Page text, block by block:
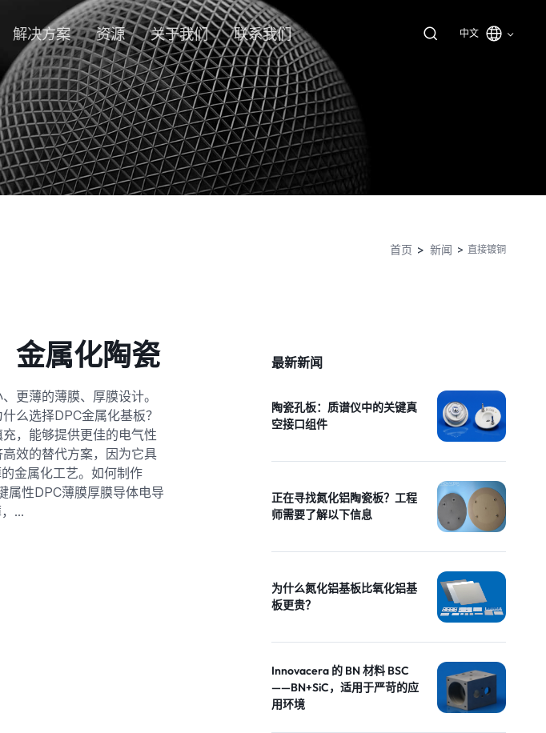
解决方案 资源 关于我们 联系我们 中文
首页 新闻 直接镀铜
金属化陶瓷
更薄的薄膜、厚膜设计。
么选择DPC金属化基板？
，能够提供更佳的电气性
效的替代方案，因为它具
金属化工艺。如何制作
属性DPC薄膜厚膜导体电导
，…
最新新闻
陶瓷孔板：质谱仪中的关键真
空接口组件
正在寻找氮化铝陶瓷板？工程
师需要了解以下信息
为什么氮化铝基板比氧化铝基
板更贵？
Innovacera 的 BN 材料 BSC
——BN+SiC，适用于严苛的应
用环境